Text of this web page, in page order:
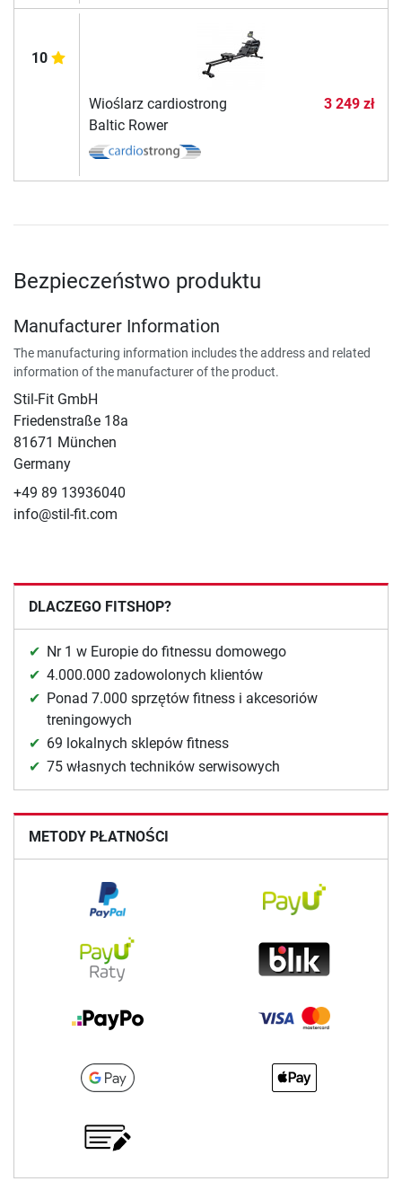
10
Wioślarz cardiostrong
Baltic Rower
3 249 zł
Bezpieczeństwo produktu
Manufacturer Information
The manufacturing information includes the address and related
information of the manufacturer of the product.
Stil-Fit GmbH
Friedenstraße 18a
81671 München
Germany
+49 89 13936040
info@stil-fit.com
DLACZEGO FITSHOP?
Nr 1 w Europie do fitnessu domowego
4.000.000 zadowolonych klientów
Ponad 7.000 sprzętów fitness i akcesoriów
treningowych
69 lokalnych sklepów fitness
75 własnych techników serwisowych
METODY PŁATNOŚCI